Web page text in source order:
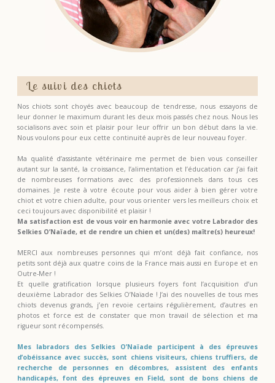
Le suivi des chiots
Nos chiots sont choyés avec beaucoup de tendresse, nous essayons de
leur donner le maximum durant les deux mois passés chez nous. Nous les
socialisons avec soin et plaisir pour leur offrir un bon début dans la vie.
Nous voulons pour eux cette continuité auprès de leur nouveau foyer.
Ma qualité d’assistante vétérinaire me permet de bien vous conseiller
autant sur la santé, la croissance, l’alimentation et l’éducation car j’ai fait
de nombreuses formations avec des professionnels dans tous ces
domaines. Je reste à votre écoute pour vous aider à bien gérer votre
chiot et votre chien adulte, pour vous orienter vers les meilleurs choix et
ceci toujours avec disponibilité et plaisir !
Ma satisfaction est de vous voir en harmonie avec votre Labrador des
Selkies O’Naïade, et de rendre un chien et un(des) maître(s) heureux!
MERCI aux nombreuses personnes qui m’ont déjà fait confiance, nos
petits sont déjà aux quatre coins de la France mais aussi en Europe et en
Outre-Mer !
Et quelle gratification lorsque plusieurs foyers font l’acquisition d’un
deuxième Labrador des Selkies O’Naïade ! J’ai des nouvelles de tous mes
chiots devenus grands, j’en revoie certains régulièrement, d’autres en
photos et force est de constater que mon travail de sélection et ma
rigueur sont récompensés.
Mes labradors des Selkies O’Naïade participent à des épreuves
d’obéissance avec succès, sont chiens visiteurs, chiens truffiers, de
recherche de personnes en décombres, assistent des enfants
handicapés, font des épreuves en Field, sont de bons chiens de